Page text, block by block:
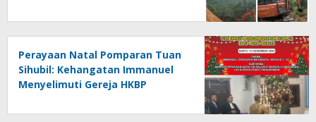
Perayaan Natal Pomparan Tuan
Sihubil: Kehangatan Immanuel
Menyelimuti Gereja HKBP
Peranap